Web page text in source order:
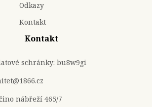
Odkazy
Kontakt
Kontakt
schránky: bu8w9gi
nábřeží 465/7